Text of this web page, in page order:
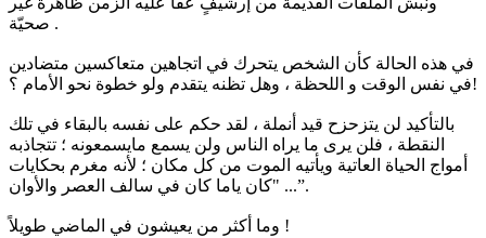
صحيّة .
في هذه الحالة كأن الشخص يتحرك في اتجاهين متعاكسين متضادين
في نفس الوقت و اللحظة ، وهل تظنه يتقدم ولو خطوة نحو الأمام ؟!
بالتأكيد لن يتزحزح قيد أنملة ، لقد حكم على نفسه بالبقاء في تلك
النقطة ، فلن يرى ما يراه الناس ولن يسمع مايسمعونه ؛ تتجاذبه
أمواج الحياة العاتية ويأتيه الموت من كل مكان ؛ لأنه مغرم بحكايات
"كان ياما كان في سالف العصر والأوان ...”.
وما أكثر من يعيشون في الماضي طويلاً !